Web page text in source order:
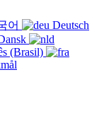
어
Deutsch
(Brasil)